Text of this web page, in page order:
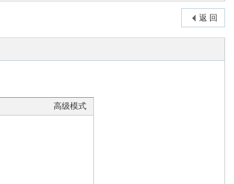
返 回
高级模式